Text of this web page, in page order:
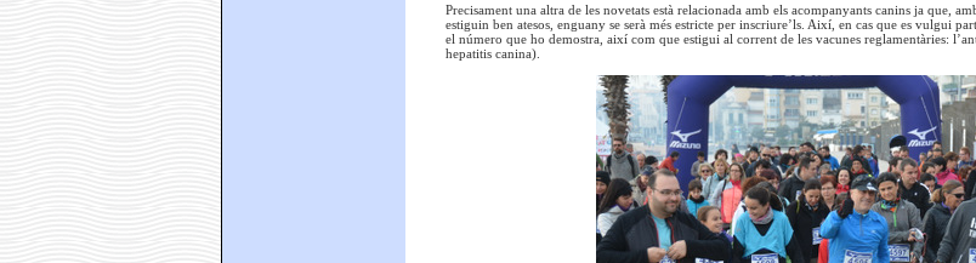
Precisament una altra de les novetats està relacionada amb els acompanyants canins ja que,
estiguin ben atesos, enguany se serà més estricte per inscriure’ls. Així, en cas que es vulgui
el número que ho demostra, així com que estigui al corrent de les vacunes reglamentàries:
hepatitis canina).